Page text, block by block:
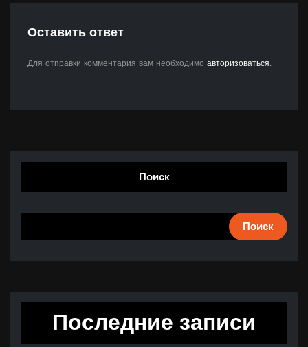
Оставить ответ
Для отправки комментария вам необходимо авторизоваться.
Поиск
Поиск
Последние записи